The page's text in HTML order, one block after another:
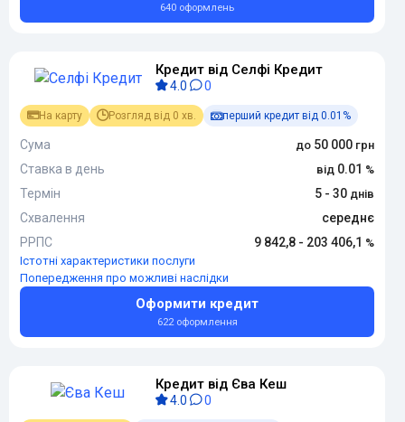
640 оформлень
Кредит від Селфі Кредит
4.0 0
На карту Розгляд від 0 хв. перший кредит від 0.01%
Сума
50 000
Ставка в день
0.01
Термін
5 - 30
Схвалення
середнє
РРПС
9 842,8 - 203 406,1
Істотні характеристики послуги
Попередження про можливі наслідки
Оформити кредит
622 оформлення
Кредит від Єва Кеш
4.0 0